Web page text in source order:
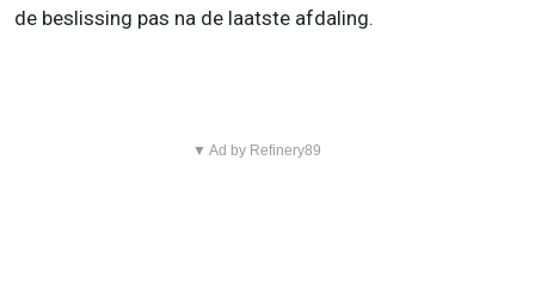
de beslissing pas na de laatste afdaling.
▼ Ad by Refinery89